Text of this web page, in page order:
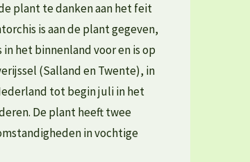
plant te danken aan het feit
is aan de plant gegeven,
het binnenland voor en is op
(Salland en Twente), in
tot begin juli in het
De plant heeft twee
in vochtige